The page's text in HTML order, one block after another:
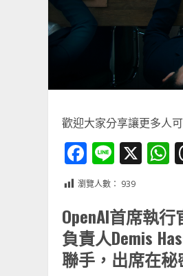
歡迎大家分享讓更多人可
Facebook
Line
X
瀏覽人數： 939
OpenAI首席執
負責人Demis
聯手，出席在